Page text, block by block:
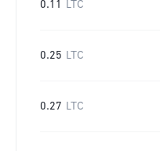
0.11 LTC
0.25 LTC
0.27 LTC